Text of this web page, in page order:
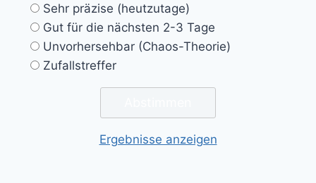
Sehr präzise (heutzutage)
Gut für die nächsten 2-3 Tage
Unvorhersehbar (Chaos-Theorie)
Zufallstreffer
Ergebnisse anzeigen